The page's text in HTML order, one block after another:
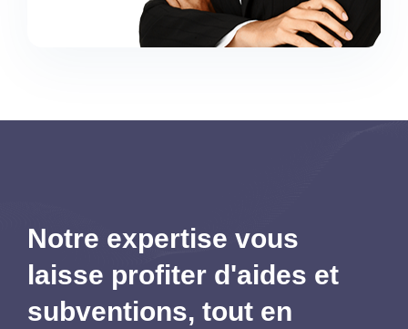
Notre expertise vous
laisse profiter d'aides et
subventions, tout en